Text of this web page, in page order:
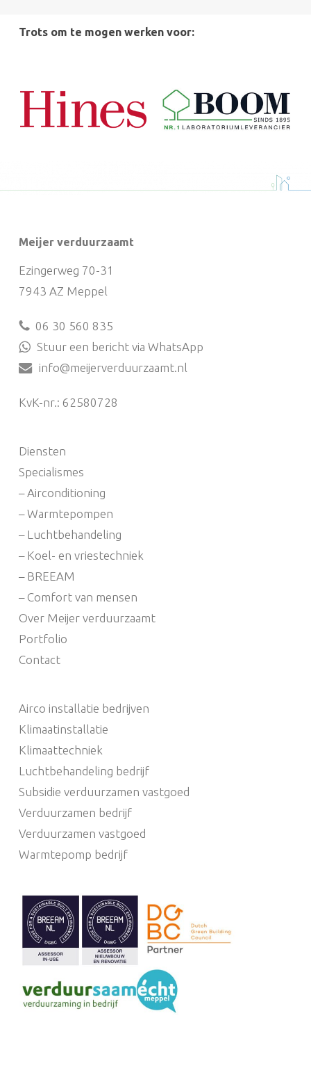
Trots om te mogen werken voor:
Meijer verduurzaamt
Ezingerweg 70-31
7943 AZ Meppel
06 30 560 835
Stuur een bericht via WhatsApp
info@meijerverduurzaamt.nl
KvK-nr.: 62580728
Diensten
Specialismes
– Airconditioning
– Warmtepompen
– Luchtbehandeling
– Koel- en vriestechniek
– BREEAM
– Comfort van mensen
Over Meijer verduurzaamt
Portfolio
Contact
Airco installatie bedrijven
Klimaatinstallatie
Klimaattechniek
Luchtbehandeling bedrijf
Subsidie verduurzamen vastgoed
Verduurzamen bedrijf
Verduurzamen vastgoed
Warmtepomp bedrijf